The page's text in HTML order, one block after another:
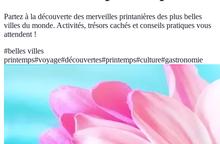
Partez à la découverte des merveilles printanières des plus belles
villes du monde. Activités, trésors cachés et conseils pratiques vous
attendent !
#belles villes
printemps#voyage#découvertes#printemps#culture#gastronomie